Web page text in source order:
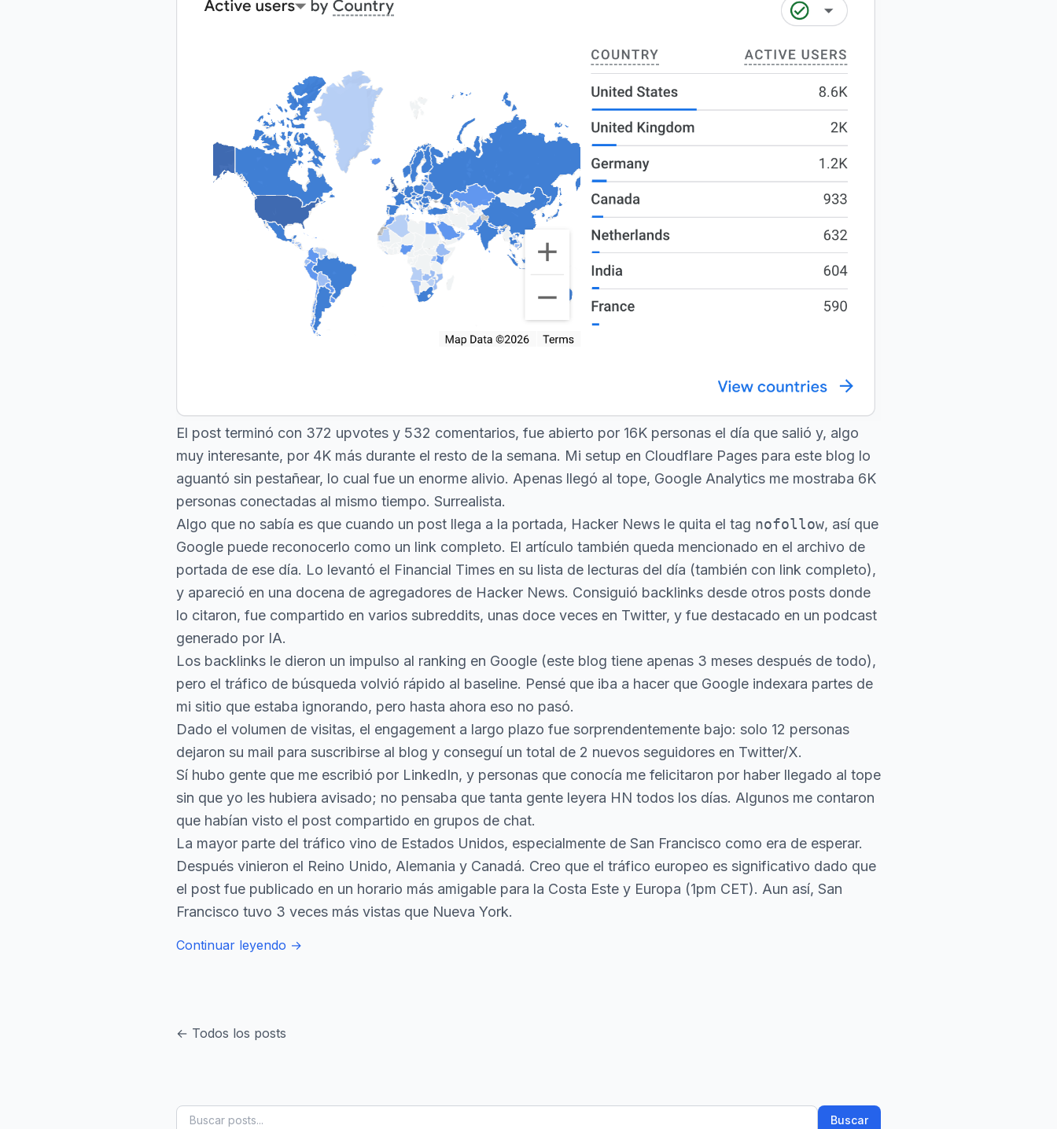
El post terminó con 372 upvotes y 532 comentarios, fue abierto por 16K personas el día que salió y, algo
muy interesante, por 4K más durante el resto de la semana. Mi setup en Cloudflare Pages para este blog lo
aguantó sin pestañear, lo cual fue un enorme alivio. Apenas llegó al tope, Google Analytics me mostraba 6K
personas conectadas al mismo tiempo. Surrealista.
Algo que no sabía es que cuando un post llega a la portada, Hacker News le quita el tag nofollow, así que
Google puede reconocerlo como un link completo. El artículo también queda mencionado en el archivo de
portada de ese día. Lo levantó el Financial Times en su lista de lecturas del día (también con link completo),
y apareció en una docena de agregadores de Hacker News. Consiguió backlinks desde otros posts donde
lo citaron, fue compartido en varios subreddits, unas doce veces en Twitter, y fue destacado en un podcast
generado por IA.
Los backlinks le dieron un impulso al ranking en Google (este blog tiene apenas 3 meses después de todo),
pero el tráfico de búsqueda volvió rápido al baseline. Pensé que iba a hacer que Google indexara partes de
mi sitio que estaba ignorando, pero hasta ahora eso no pasó.
Dado el volumen de visitas, el engagement a largo plazo fue sorprendentemente bajo: solo 12 personas
dejaron su mail para suscribirse al blog y conseguí un total de 2 nuevos seguidores en Twitter/X.
Sí hubo gente que me escribió por LinkedIn, y personas que conocía me felicitaron por haber llegado al tope
sin que yo les hubiera avisado; no pensaba que tanta gente leyera HN todos los días. Algunos me contaron
que habían visto el post compartido en grupos de chat.
La mayor parte del tráfico vino de Estados Unidos, especialmente de San Francisco como era de esperar.
Después vinieron el Reino Unido, Alemania y Canadá. Creo que el tráfico europeo es significativo dado que
el post fue publicado en un horario más amigable para la Costa Este y Europa (1pm CET). Aun así, San
Francisco tuvo 3 veces más vistas que Nueva York.
Continuar leyendo →
← Todos los posts
Buscar